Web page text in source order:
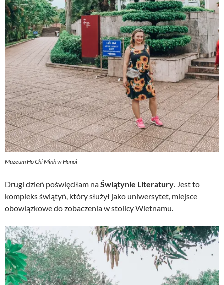
Muzeum Ho Chi Minh w Hanoi
Drugi dzień poświęciłam naŚwiątynie Literatury . Jest to
kompleks świątyń, który służył jako uniwersytet, miejsce
obowiązkowe do zobaczenia w stolicy Wietnamu.